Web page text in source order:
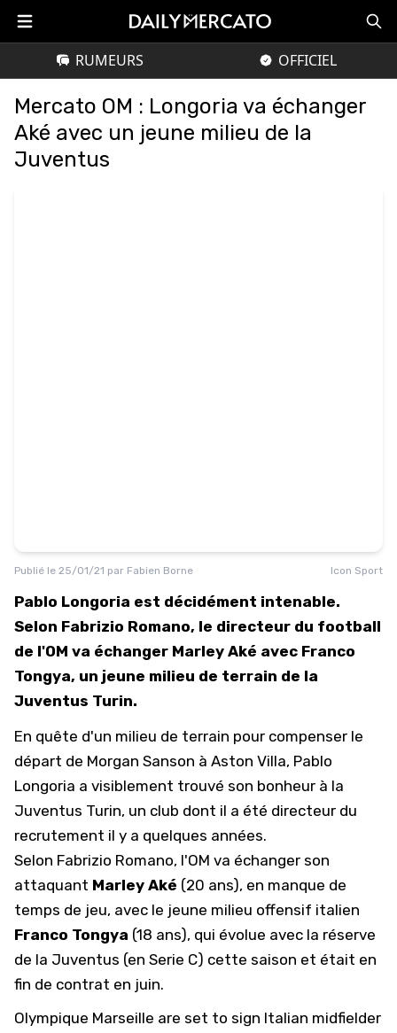
RUMEURS OFFICIEL
Mercato OM : Longoria va échanger
Aké avec un jeune milieu de la
Juventus
Publié le 25/01/21 par Fabien Borne Icon Sport
Pablo Longoria est décidément intenable.
Selon Fabrizio Romano, le directeur du football
de l'OM va échanger Marley Aké avec Franco
Tongya, un jeune milieu de terrain de la
Juventus Turin.
En quête d'un milieu de terrain pour compenser le
départ de Morgan Sanson à Aston Villa, Pablo
Longoria a visiblement trouvé son bonheur à la
Juventus Turin, un club dont il a été directeur du
recrutement il y a quelques années.
Selon Fabrizio Romano, l'OM va échanger son
attaquant Marley Aké (20 ans), en manque de
temps de jeu, avec le jeune milieu offensif italien
Franco Tongya (18 ans), qui évolue avec la réserve
de la Juventus (en Serie C) cette saison et était en
fin de contrat en juin.
Olympique Marseille are set to sign Italian midfielder